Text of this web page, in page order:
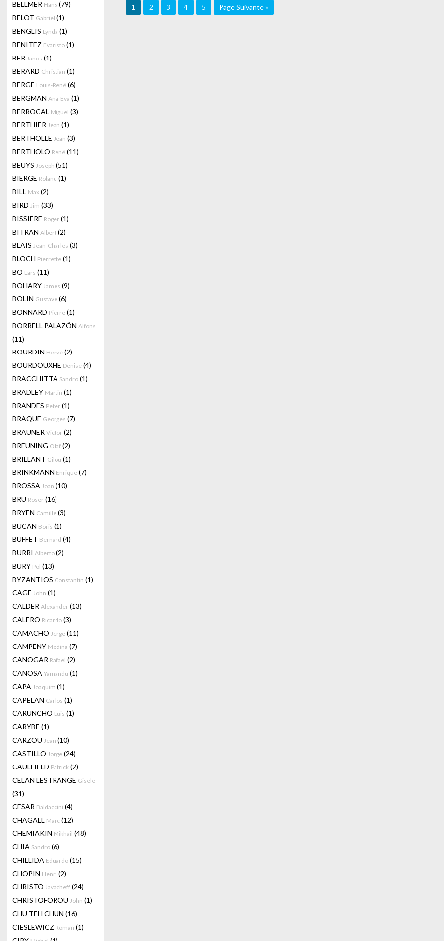
BELLMER Hans (79)
BELOT Gabriel (1)
BENGLIS Lynda (1)
BENITEZ Evaristo (1)
BER Janos (1)
BERARD Christian (1)
BERGE Louis-René (6)
BERGMAN Ana-Eva (1)
BERROCAL Miguel (3)
BERTHIER Jean (1)
BERTHOLLE Jean (3)
BERTHOLO René (11)
BEUYS Joseph (51)
BIERGE Roland (1)
BILL Max (2)
BIRD Jim (33)
BISSIERE Roger (1)
BITRAN Albert (2)
BLAIS Jean-Charles (3)
BLOCH Pierrette (1)
BO Lars (11)
BOHARY James (9)
BOLIN Gustave (6)
BONNARD Pierre (1)
BORRELL PALAZÓN Alfons
(11)
BOURDIN Hervé (2)
BOURDOUXHE Denise (4)
BRACCHITTA Sandro (1)
BRADLEY Martin (1)
BRANDES Peter (1)
BRAQUE Georges (7)
BRAUNER Victor (2)
BREUNING Olaf (2)
BRILLANT Gilou (1)
BRINKMANN Enrique (7)
BROSSA Joan (10)
BRU Roser (16)
BRYEN Camille (3)
BUCAN Boris (1)
BUFFET Bernard (4)
BURRI Alberto (2)
BURY Pol (13)
BYZANTIOS Constantin (1)
CAGE John (1)
CALDER Alexander (13)
CALERO Ricardo (3)
CAMACHO Jorge (11)
CAMPENY Medina (7)
CANOGAR Rafael (2)
CANOSA Yamandu (1)
CAPA Joaquim (1)
CAPELAN Carlos (1)
CARUNCHO Luis (1)
CARYBE (1)
CARZOU Jean (10)
CASTILLO Jorge (24)
CAULFIELD Patrick (2)
CELAN LESTRANGE Gisele
(31)
CESAR Baldaccini (4)
CHAGALL Marc (12)
CHEMIAKIN Mikhail (48)
CHIA Sandro (6)
CHILLIDA Eduardo (15)
CHOPIN Henri (2)
CHRISTO Javacheff (24)
CHRISTOFOROU John (1)
CHU TEH CHUN (16)
CIESLEWICZ Roman (1)
1 2 3 4 5 Page Suivante »